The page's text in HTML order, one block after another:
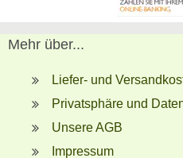
Mehr über...
Liefer- und
Privatsphäre und
Unsere AGB
Impressum